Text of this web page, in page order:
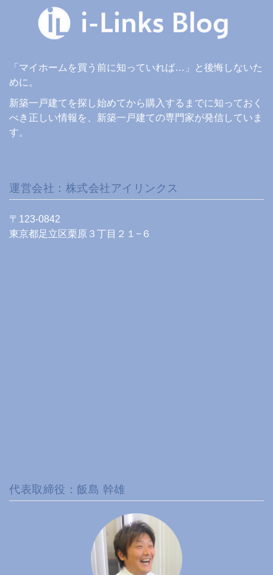
「マイホームを買う前に知っていれば…」と後悔しないた
めに。
新築一戸建てを探し始めてから購入するまでに知っておく
べき正しい情報を、新築一戸建ての専門家が発信していま
す。
運営会社：株式会社アイリンクス
〒123-0842
東京都足立区栗原３丁目２１−６
代表取締役：飯島 幹雄